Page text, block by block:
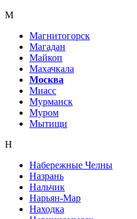
М
Магнитогорск
Магадан
Майкоп
Махачкала
Москва
Миасс
Мурманск
Муром
Мытищи
Н
Набережные Челны
Назрань
Нальчик
Нарьян-Мар
Находка